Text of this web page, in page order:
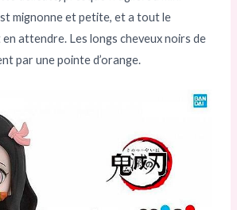
mignonne et petite, et a tout le
en attendre. Les longs cheveux noirs de
par une pointe d’orange.